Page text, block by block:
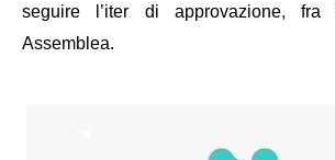
seguire l’iter di approvazione, fra
Assemblea.